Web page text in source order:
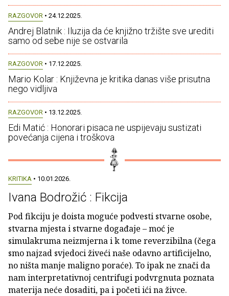
RAZGOVOR • 24.12.2025.
Andrej Blatnik : Iluzija da će knjižno tržište sve urediti
samo od sebe nije se ostvarila
RAZGOVOR • 17.12.2025.
Mario Kolar : Književna je kritika danas više prisutna
nego vidljiva
RAZGOVOR • 13.12.2025.
Edi Matić : Honorari pisaca ne uspijevaju sustizati
povećanja cijena i troškova
KRITIKA • 10.01.2026.
Ivana Bodrožić : Fikcija
Pod fikciju je doista moguće podvesti stvarne osobe,
stvarna mjesta i stvarne događaje – moć je
simulakruma neizmjerna i k tome reverzibilna (čega
smo najzad svjedoci živeći naše odavno artificijelno,
no ništa manje maligno poraće). To ipak ne znači da
nam interpretativnoj centrifugi podvrgnuta poznata
materija neće dosaditi, pa i početi ići na živce.